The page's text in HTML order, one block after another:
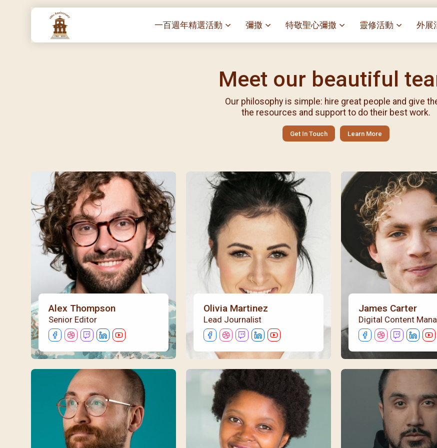
一百週年精選活動
堂區100週年嘉年華
靈修講座 :教宗通諭[祂愛了我們]
主保瞻禮彌撒及聚餐
朝聖 – 韓國
聖家節彌撒
閉幕彌撒
聖誕報佳音
聖誕願望樹 Giving Tree
彌撒
聖家節彌撒
主保瞻禮彌撒及聚餐
提前主日彌撒 – 梁達材神父
(2025/02/08)
提前主日彌撒 – 閻德龍神父
(2025/03/08)
(2025/04/05)
提前主日彌撒 – 關傑棠神父
(2025/05/10)
提前主日彌撒 – 陳德雄神父
(2025/06/14)
提前主日彌撒 – 李亮神父
(2025/07/12)
提前主日彌撒 – 陳志明神父
(2025/08/09)
提前主日彌撒 – 周景勳神父
(2025/09/13)
提前主日彌撒 – 郭偉基神父
(2025/10/25)
主日10:00彌撒 – 陳永超神父
(2025/11/23)
主日9:30彌撒 – 談雷濤神父
(2025/12/14)
主日8:30彌撒 – 黃君右神父
(2026/01/11)
閉幕彌撒
特敬聖心彌撒
特敬聖心彌撒 (2025/02/07)
特敬聖心彌撒 (2025/03/07)
特敬聖心彌撒 (2025/04/04)
特敬聖心彌撒 (2025/06/06)
特敬聖心彌撒 (2025/08/01)
特敬聖心彌撒 (2025/09/05)
特敬聖心彌撒 (2025/10/03)
特敬聖心彌撒 (2025/11/07)
特敬聖心彌撒 (2025/12/05)
特敬聖心彌撒 (2026/01/02)
靈修活動
靈修講座 : 依偎主懷-
依納爵靈修與避靜 (3
與劉松仁心靈之約
每月靈修及明供聖體
每月靈修及明供聖體
每月靈修及明供聖體
每月靈修及明供聖體
每月靈修及明供聖體
每月靈修及明供聖體
每月靈修及明供聖體
每月靈修及明供聖體
每月靈修及明供聖體
外展
薈）
樂善
樂善
Meet our beautiful
Our philosophy is simple: hire great people and give
the resources and support to do their best work.
Get In Touch Learn More
Alex Thompson
Senior Editor
Olivia Martinez
Lead Journalist
James Carter
Digital Content